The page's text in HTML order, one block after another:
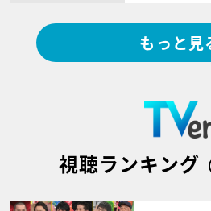
もっと見
視聴ランキング